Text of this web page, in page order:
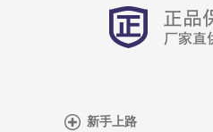
新手上路